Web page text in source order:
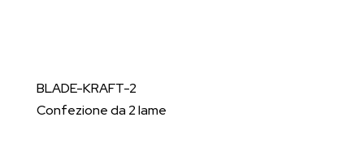
BLADE-KRAFT-2
Confezione da 2 lame